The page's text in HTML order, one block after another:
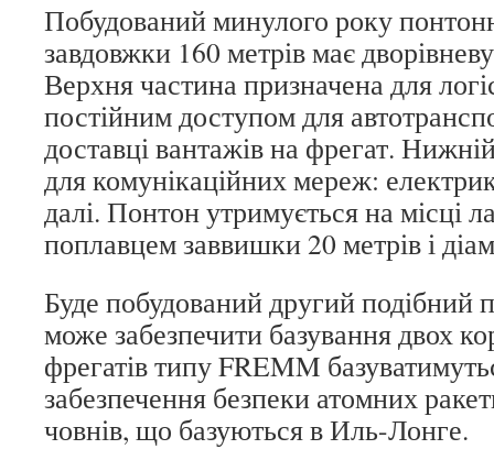
Побудований минулого року
завдовжки 160 метрів має
Верхня частина призначена для
постійним доступом для
доставці вантажів на фрегат.
для комунікаційних мереж:
далі. Понтон утримується на місці
поплавцем заввишки 20 метрів і
Буде побудований другий подібний
може забезпечити базування двох
фрегатів типу FREMM
забезпечення безпеки атомних
човнів, що базуються в Иль-Лонге.